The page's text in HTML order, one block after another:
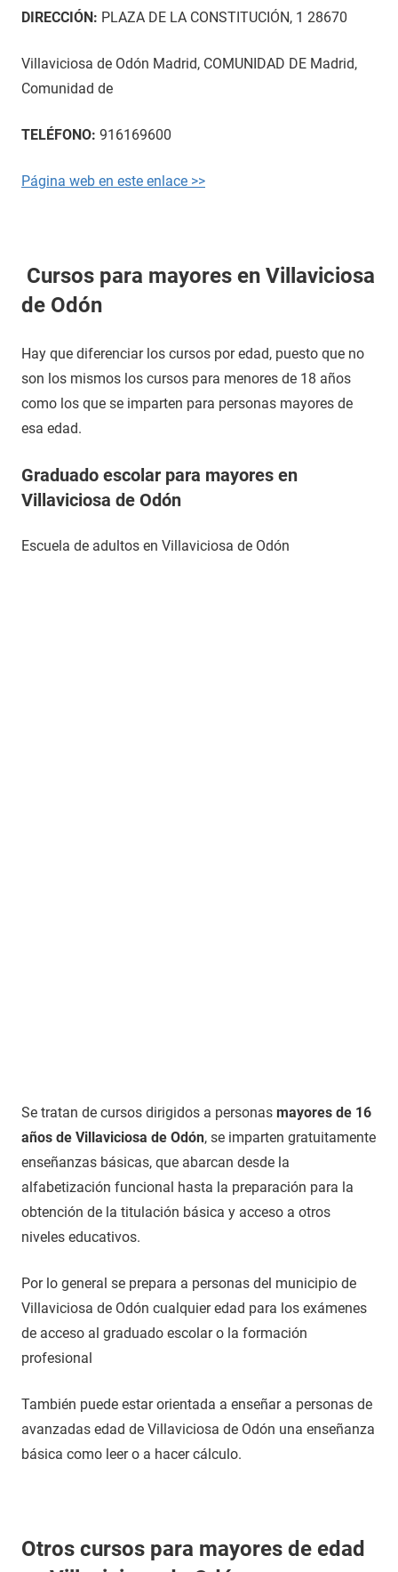
DIRECCIÓN: PLAZA DE LA CONSTITUCIÓN, 1 28670
Villaviciosa de Odón Madrid, COMUNIDAD DE Madrid,
Comunidad de
TELÉFONO: 916169600
Página web en este enlace >>
Cursos para mayores en Villaviciosa
de Odón
Hay que diferenciar los cursos por edad, puesto que no
son los mismos los cursos para menores de 18 años
como los que se imparten para personas mayores de
esa edad.
Graduado escolar para mayores en
Villaviciosa de Odón
Escuela de adultos en Villaviciosa de Odón
Se tratan de cursos dirigidos a personas mayores de 16
años de Villaviciosa de Odón, se imparten gratuitamente
enseñanzas básicas, que abarcan desde la
alfabetización funcional hasta la preparación para la
obtención de la titulación básica y acceso a otros
niveles educativos.
Por lo general se prepara a personas del municipio de
Villaviciosa de Odón cualquier edad para los exámenes
de acceso al graduado escolar o la formación
profesional
También puede estar orientada a enseñar a personas de
avanzadas edad de Villaviciosa de Odón una enseñanza
básica como leer o a hacer cálculo.
Otros cursos para mayores de edad